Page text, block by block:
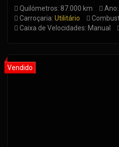
Quilómetros: 87.000 km
Carroçaria: Utilitário
Caixa de Velocidades: Manual